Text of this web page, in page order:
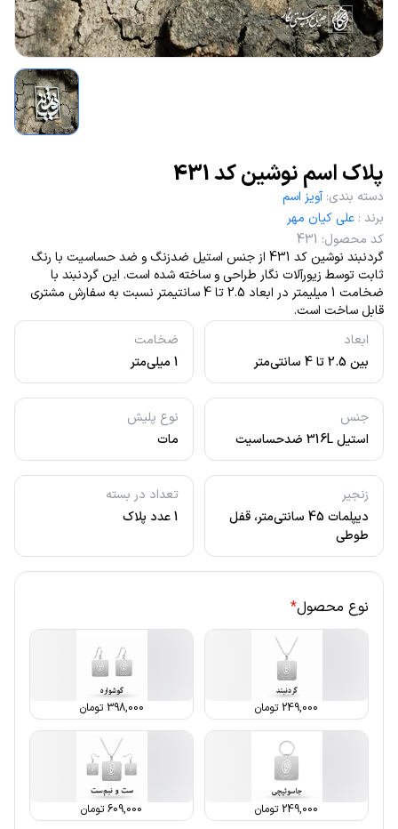
پلاک اسم نوشین کد 431
ابعاد
بین 2.5 تا 4 سانتی‌متر
ضخامت
1 میلی‌متر
جنس
استیل 316L ضدحساسیت
نوع پلیش
مات
زنجیر
دیپلمات 45 سانتی‌متر، قفل
طوطی
تعداد در بسته
1 عدد پلاک
دسته بندی: آویز اسم
برند : علی کیان مهر
کد محصول:
431
گردنبند نوشین کد 431 از جنس استیل ضدزنگ و ضد حساسیت با رنگ
ثابت توسط زیورآلات نگار طراحی و ساخته شده است. این گردنبند با
ضخامت 1 میلیمتر در ابعاد 2.5 تا 4 سانتیمتر نسبت به سفارش مشتری
قابل ساخت است.
نوع محصول*
249,000 تومان 398,000 تومان
249,000 تومان 609,000تومان